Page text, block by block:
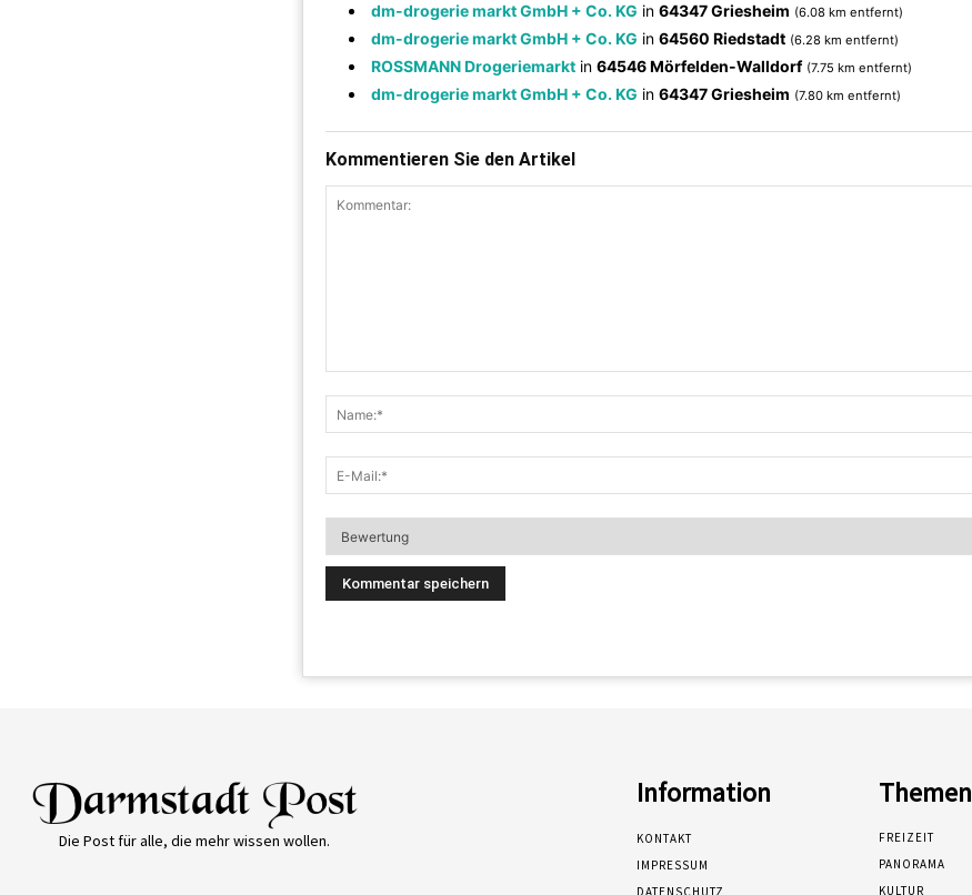
dm-drogerie markt GmbH + Co. KG in 64347 Griesheim (6.08 km entfernt)
dm-drogerie markt GmbH + Co. KG in 64560 Riedstadt (6.28 km entfernt)
ROSSMANN Drogeriemarkt in 64546 Mörfelden-Walldorf (7.75 km entfernt)
dm-drogerie markt GmbH + Co. KG in 64347 Griesheim (7.80 km entfernt)
Kommentieren Sie den Artikel
Die Post für alle, die mehr wissen wollen.
Information
KONTAKT
IMPRESSUM
DATENSCHUTZ
Themen
FREIZEIT
PANORAMA
KULTUR